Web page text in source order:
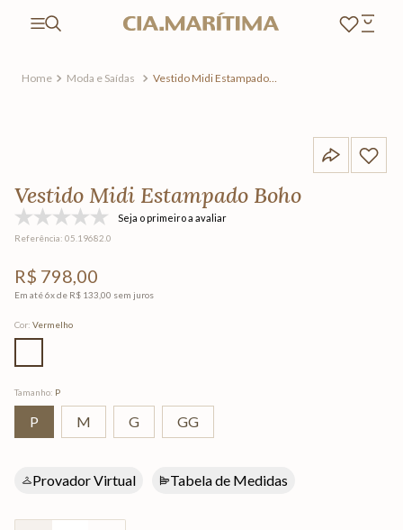
Moda e Saídas
Vestido Midi Estampado
Vestido Midi Estampado Boho
Seja o primeiro a avaliar
Referência: 05.19682.0
R$ 798,00
Em até6x de R$ 133 00 sem juros
Cor: Vermelho
Tamanho: P
P M G GG
Provador Virtual Tabela de Medidas